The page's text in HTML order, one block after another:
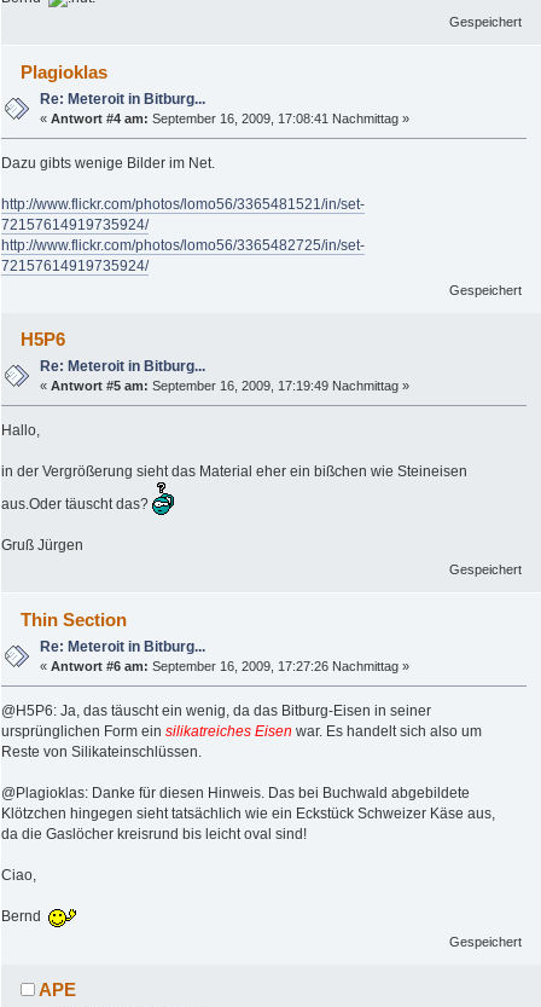
Gespeichert
Plagioklas
Re: Meteroit in Bitburg...
«Antwort #4 am: September 16, 2009, 17:08:41 Nachmittag »
Dazu gibts wenige Bilder im Net.
http://www.flickr.com/photos/lomo56/3365481521/in/set-
72157614919735924/
http://www.flickr.com/photos/lomo56/3365482725/in/set-
72157614919735924/
Gespeichert
H5P6
Re: Meteroit in Bitburg...
«Antwort #5 am: September 16, 2009, 17:19:49 Nachmittag »
Hallo,
in der Vergrößerung sieht das Material eher ein bißchen wie Steineisen
aus.Oder täuscht das?
Gruß Jürgen
Gespeichert
Thin Section
Re: Meteroit in Bitburg...
«Antwort #6 am: September 16, 2009, 17:27:26 Nachmittag »
@H5P6: Ja, das täuscht ein wenig, da das Bitburg-Eisen in seiner
ursprünglichen Form ein silikatreiches Eisen war. Es handelt sich also um
Reste von Silikateinschlüssen.
@Plagioklas: Danke für diesen Hinweis. Das bei Buchwald abgebildete
Klötzchen hingegen sieht tatsächlich wie ein Eckstück Schweizer Käse aus,
da die Gaslöcher kreisrund bis leicht oval sind!
Ciao,
Bernd
Gespeichert
APE